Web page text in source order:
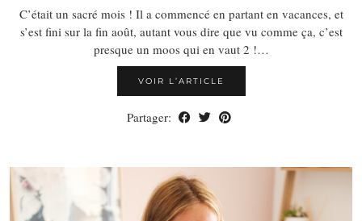
C’était un sacré mois ! Il a commencé en partant en vacances, et
s’est fini sur la fin août, autant vous dire que vu comme ça, c’est
presque un moos qui en vaut 2 !…
VOIR L’ARTICLE
Partager: